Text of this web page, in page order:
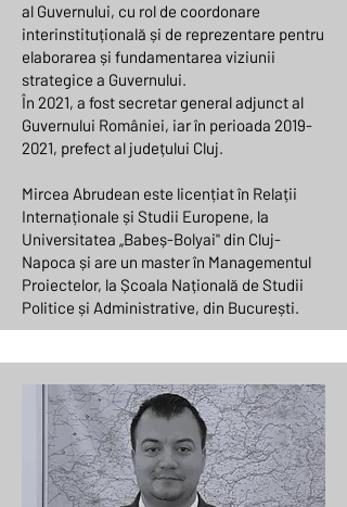
al Guvernului, cu rol de coordonare
interinstituțională și de reprezentare pentru
elaborarea și fundamentarea viziunii
strategice a Guvernului.
În 2021, a fost secretar general adjunct al
Guvernului României, iar în perioada 2019-
2021, prefect al județului Cluj.
Mircea Abrudean este licențiat în Relații
Internaționale și Studii Europene, la
Universitatea „Babeș-Bolyai" din Cluj-
Napoca și are un master în Managementul
Proiectelor, la Școala Națională de Studii
Politice și Administrative, din București.